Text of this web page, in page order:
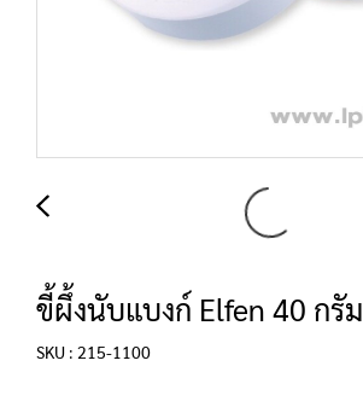
ขี้ผึ้งนับแบงก์ Elfen 40 กรัม
SKU : 215-1100